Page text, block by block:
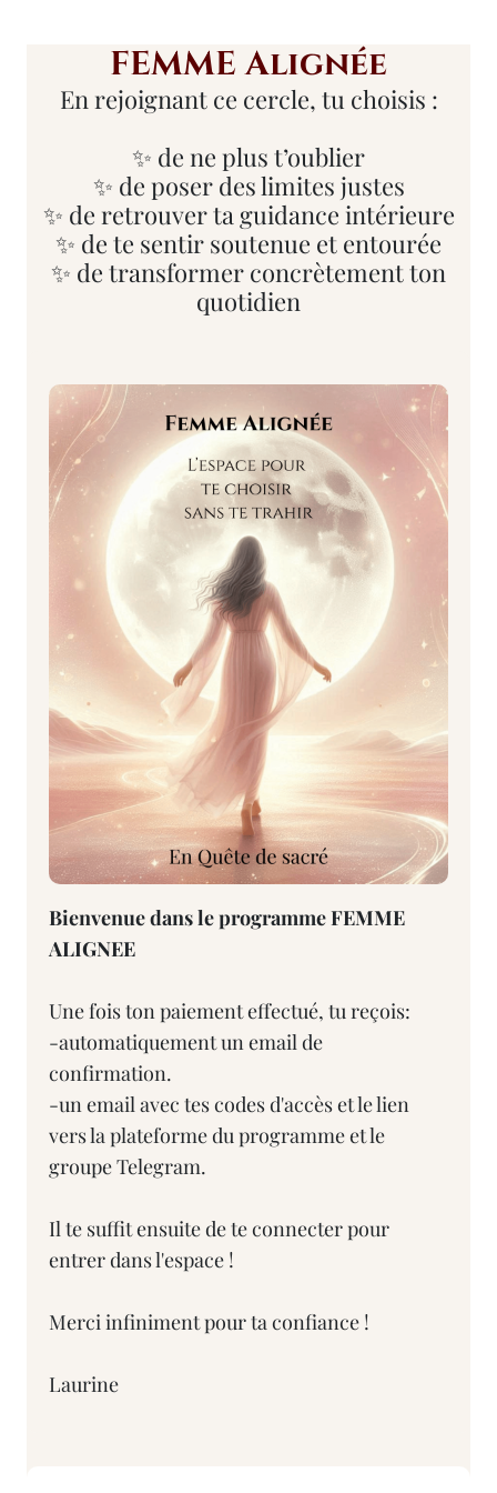
FEMME Alignée
En rejoignant ce cercle, tu choisis :
✨ de ne plus t’oublier
✨ de poser des limites justes
✨ de retrouver ta guidance intérieure
✨ de te sentir soutenue et entourée
✨ de transformer concrètement ton
quotidien
Bienvenue dans le programme FEMME
ALIGNEE
Une fois ton paiement effectué, tu reçois:
-automatiquement un email de
confirmation.
-un email avec tes codes d'accès et le lien
vers la plateforme du programme et le
groupe Telegram.
Il te suffit ensuite de te connecter pour
entrer dans l'espace !
Merci infiniment pour ta confiance !
Laurine